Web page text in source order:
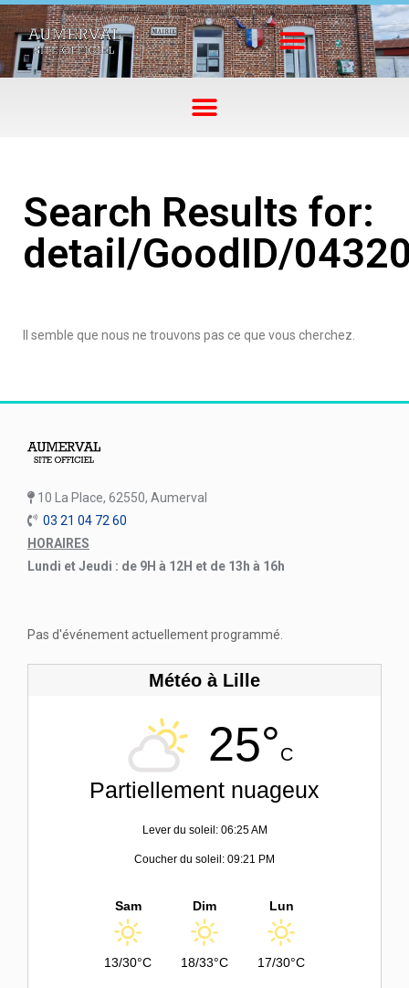
Search Results for:
detail/GoodID/
Il semble que nous ne trouvons pas ce que vous cherchez.
10 La Place, 62550, Aumerval
03 21 04 72 60
HORAIRES
Lundi et Jeudi : de 9H à 12H et de 13h à 16h
Pas d'événement actuellement programmé.
Météo à Lille
25°C
Partiellement nuageux
Lever du soleil: 06:25 AM
Coucher du soleil: 09:21 PM
Sam
13/30°C
Dim
18/33°C
Lun
17/30°C